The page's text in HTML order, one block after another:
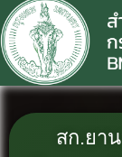
สก.ยา